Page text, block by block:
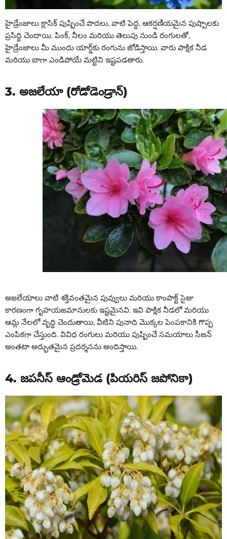
హైడ్రేంజాలు క్లాసిక్ పుష్పించే పొదలు, వాటి పెద్ద, ఆకర్షణీయమైన పుష్పాలకు
ప్రసిద్ధి చెందాయి. పింక్, నీలం మరియు తెలుపు నుండి రంగులతో,
హైడ్రేంజాలు మీ ముందు యార్డ్‌కు రంగును జోడిస్తాయి. వారు పాక్షిక నీడ
మరియు బాగా ఎండిపోయే మట్టిని ఇష్టపడతారు.
3. అజలేయా (రోడోడెండ్రాన్)
అజలేయాలు వాటి శక్తివంతమైన పువ్వులు మరియు కాంపాక్ట్ సైజు
కారణంగా గృహయజమానులకు ఇష్టమైనవి. ఇవి పాక్షిక నీడలో మరియు
ఆమ్ల నేలలో వృద్ధి చెందుతాయి, వీటిని పునాది మొక్కల పెంపకానికి గొప్ప
ఎంపికగా చేస్తుంది. వివిధ రంగులు మరియు పుష్పించే సమయాలు సీజన్
అంతటా అద్భుతమైన ప్రదర్శనను అందిస్తాయి.
4. జపనీస్ ఆండ్రోమెడ (పియరిస్ జపోనికా)